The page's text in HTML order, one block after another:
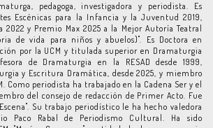
pedagoga, investigadora y periodista. Es
Escénicas para la Infancia y la Juventud 2019,
2022 y Premio Max 2025 a la Mejor Autoría Teatral
de vida para niños y abuelos)". Es Doctora en
por la UCM y titulada superior en Dramaturgia
de Dramaturgia en la RESAD desde 1999,
y Escritura Dramática, desde 2025, y miembro
Como periodista ha trabajado en la Cadena Ser y el
del consejo de redacción de Primer Acto. Fue
Su trabajo periodístico le ha hecho valedora
Paco Rabal de Periodismo Cultural. Ha sido